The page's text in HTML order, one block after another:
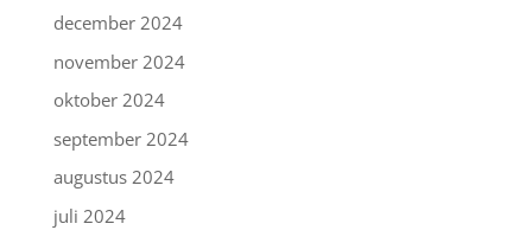
december 2024
november 2024
oktober 2024
september 2024
augustus 2024
juli 2024